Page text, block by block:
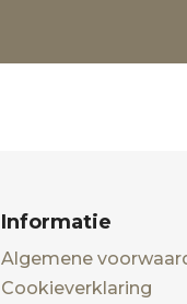
Informatie
Algemene
Cookieverklaring